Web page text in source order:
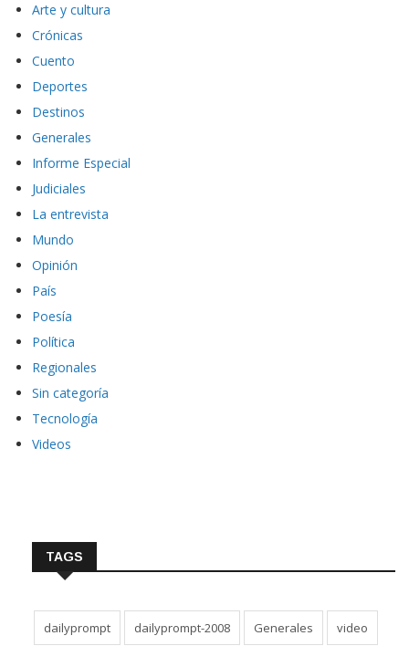
Arte y cultura
Crónicas
Cuento
Deportes
Destinos
Generales
Informe Especial
Judiciales
La entrevista
Mundo
Opinión
País
Poesía
Política
Regionales
Sin categoría
Tecnología
Videos
TAGS
dailyprompt dailyprompt-2008 Generales video